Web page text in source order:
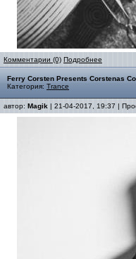
Комментарии (0) Подробнее
Ferry Corsten Presents Corstenas
Категория: Trance
автор: Magik | 21-04-2017, 19:37 |